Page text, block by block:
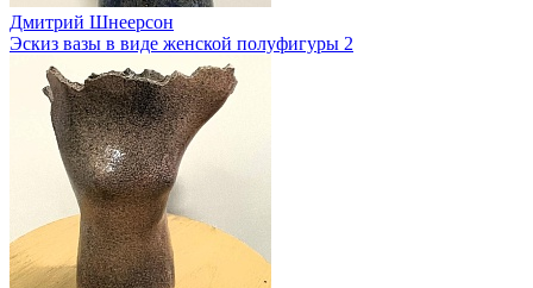
Дмитрий Шнеерсон
Эскиз вазы в виде женской полуфигуры 2